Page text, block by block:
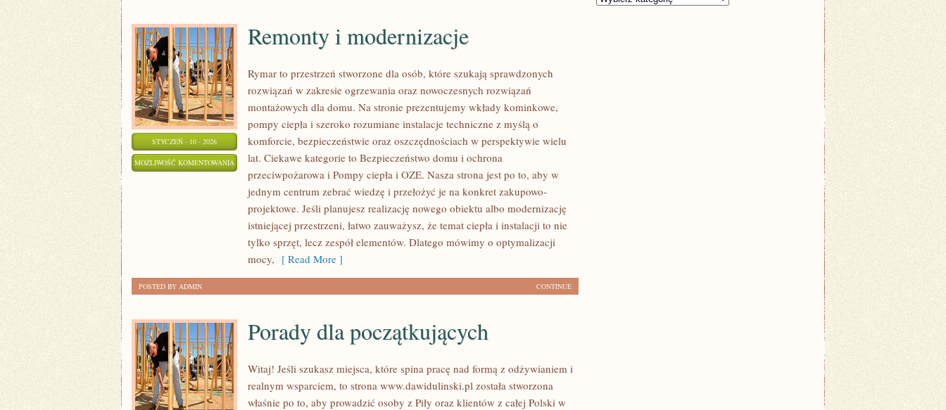
STYCZEŃ - 10 - 2026
MOŻLIWOŚĆ KOMENTOWANIA REMONTY
MODERNIZACJE
Remonty i modernizacje
Rymar to przestrzeń stworzone dla osób, które szukają sprawdzonych
rozwiązań w zakresie ogrzewania oraz nowoczesnych rozwiązań
montażowych dla domu. Na stronie prezentujemy wkłady kominkowe,
pompy ciepła i szeroko rozumiane instalacje techniczne z myślą o
komforcie, bezpieczeństwie oraz oszczędnościach w perspektywie wielu
lat. Ciekawe kategorie to Bezpieczeństwo domu i ochrona
przeciwpożarowa i Pompy ciepła i OZE. Nasza strona jest po to, aby w
jednym centrum zebrać wiedzę i przełożyć je na konkret zakupowo-
projektowe. Jeśli planujesz realizację nowego obiektu albo modernizację
istniejącej przestrzeni, łatwo zauważysz, że temat ciepła i instalacji to nie
tylko sprzęt, lecz zespół elementów. Dlatego mówimy o optymalizacji
mocy, [ Read More ]
CONTINUE
POSTED BY ADMIN
Porady dla początkujących
Witaj! Jeśli szukasz miejsca, które spina pracę nad formą z odżywianiem i
realnym wsparciem, to strona www.dawidulinski.pl została stworzona
właśnie po to, aby prowadzić osoby z Piły oraz klientów z całej Polski w